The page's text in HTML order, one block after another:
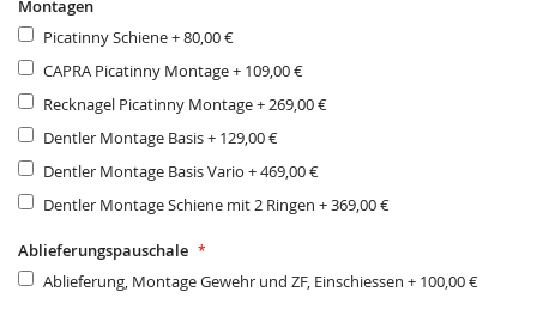
Montagen
Picatinny Schiene+80,00 €
CAPRA Picatinny Montage+ 109,00 €
Recknagel Picatinny Montage+269,00 €
Dentler Montage Basis+ 129,00 €
Dentler Montage Basis Vario +469,00 €
Dentler Montage Schiene mit 2 Ringen +369,00 €
Ablieferungspauschale
Ablieferung, Montage Gewehr und ZF, Einschiessen + 100,00 €